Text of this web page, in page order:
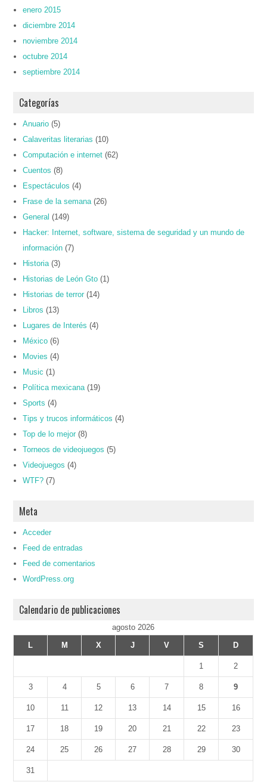
enero 2015
diciembre 2014
noviembre 2014
octubre 2014
septiembre 2014
Categorías
Anuario (5)
Calaveritas literarias (10)
Computación e internet (62)
Cuentos (8)
Espectáculos (4)
Frase de la semana (26)
General (149)
Hacker: Internet, software, sistema de seguridad y un mundo de
información (7)
Historia (3)
Historias de León Gto (1)
Historias de terror (14)
Libros (13)
Lugares de Interés (4)
México (6)
Movies (4)
Music (1)
Política mexicana (19)
Sports (4)
Tips y trucos informáticos (4)
Top de lo mejor (8)
Torneos de videojuegos (5)
Videojuegos (4)
WTF? (7)
Meta
Acceder
Feed de entradas
Feed de comentarios
WordPress.org
Calendario de publicaciones
agosto 2026
L
M X J V S D
1 2
3 4 5 6 7 8 9
10 11 12 13 14 15 16
17 18 19 20 21 22 23
24 25 26 27 28 29 30
31